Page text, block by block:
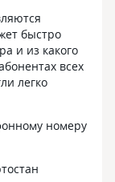
быстро
и из какого
всех
легко
номеру